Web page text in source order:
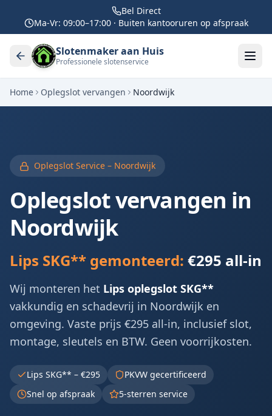
Bel Direct
Ma-Vr: 09:00–17:00 · Buiten kantooruren op afspraak
Slotenmaker aan Huis
Professionele slotenservice
Home Oplegslot vervangen Noordwijk
Oplegslot Service – Noordwijk
Oplegslot vervangen in
Noordwijk
Lips SKG** gemonteerd: €295 all-in
Wij monteren het Lips oplegslot SKG**
vakkundig en schadevrij in Noordwijk en
omgeving. Vaste prijs €295 all-in, inclusief slot,
montage, sleutels en BTW. Geen voorrijkosten.
Lips SKG** – €295
PKVW gecertificeerd
Snel op afspraak
5-sterren service